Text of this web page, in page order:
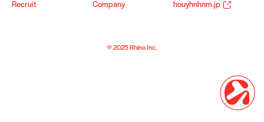
Recruit Company houyhnhnm.jp
© 2025 Rhino Inc.